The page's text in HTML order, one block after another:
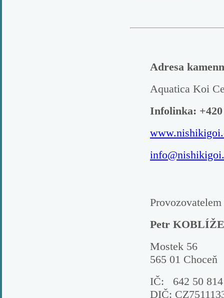
Adresa
Aquatica Koi
Infolinka: +420
Petr
Mostek 56
565 01 Choceň
IČ: 642 50 814
DIČ: